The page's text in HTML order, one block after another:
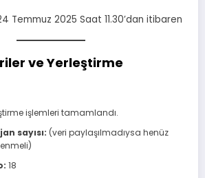
Temmuz 2025 Saat 11.30’dan itibaren
ve Yerleştirme
işlemleri tamamlandı.
sayısı: (veri paylaşılmadıysa henüz
18